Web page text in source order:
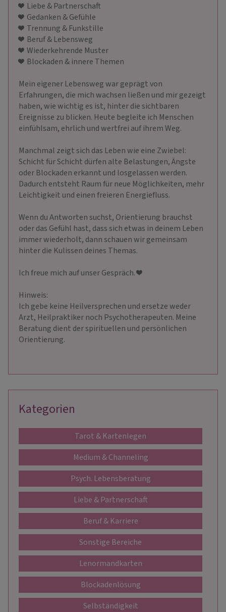
❤ ️ Liebe & Partnerschaft
❤ ️ Gedanken & Gefühle
❤ ️ Trennung & Funkstille
❤ ️ Beruf & Lebensweg
❤ ️ Wiederkehrende Muster
❤ ️ Blockaden & innere Themen
Mein eigener Lebensweg war geprägt von
Erfahrungen, die mich wachsen ließen und mir gezeigt
haben, wie wichtig es ist, hinter die sichtbaren
Ereignisse zu blicken. Heute begleite ich Menschen
einfühlsam, ehrlich und wertfrei auf ihrem Weg.
Manchmal zeigt sich das Leben wie eine Zwiebel:
Schicht für Schicht dürfen alte Belastungen, Ängste
oder Blockaden erkannt und losgelassen werden.
Dadurch entsteht Raum für neue Möglichkeiten, mehr
Leichtigkeit und einen freieren Energiefluss.
Wenn du Antworten suchst, Orientierung brauchst
oder das Gefühl hast, dass sich etwas in deinem Leben
immer wiederholt, dann schauen wir gemeinsam
hinter die Kulissen deines Themas.
Ich freue mich auf unser Gespräch. ❤ ️
Hinweis:
Ich gebe keine Heilversprechen und ersetze weder
Arzt, Heilpraktiker noch Psychotherapeuten. Meine
Beratung dient der spirituellen und persönlichen
Orientierung.
Kategorien
Tarot & Kartenlegen
Medium & Channeling
Psych. Lebensberatung
Liebe & Partnerschaft
Beruf & Karriere
Sonstige Bereiche
Lenormandkarten
Blockadenlösung
Selbständigkeit